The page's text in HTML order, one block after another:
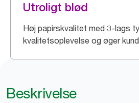
Utroligt blød
Høj papirskvalitet med 3-lags
kvalitetsoplevelse og øger
Beskrivelse